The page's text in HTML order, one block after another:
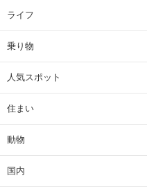
ライフ
乗り物
人気スポット
住まい
動物
国内